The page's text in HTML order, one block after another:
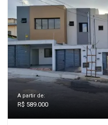
A partir de:
R$ 589.000